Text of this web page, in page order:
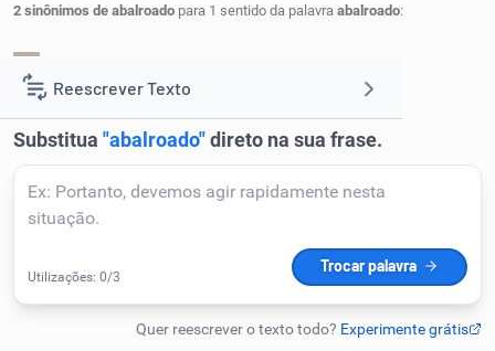
Reescrever Texto
Resumir Texto
Corrigir Texto
Detector de IA
Humanizador de IA
2 sinônimos de abalroado para 1 sentido da palavra abalroado: